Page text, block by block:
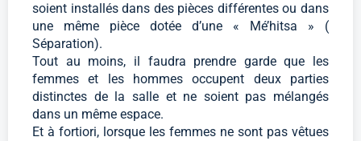
soient installés dans des pièces différentes ou dans
une même pièce dotée d’une « Mé’hitsa » (
Séparation).
Tout au moins, il faudra prendre garde que les
femmes et les hommes occupent deux parties
distinctes de la salle et ne soient pas mélangés
dans un même espace.
Et à fortiori, lorsque les femmes ne sont pas vêtues